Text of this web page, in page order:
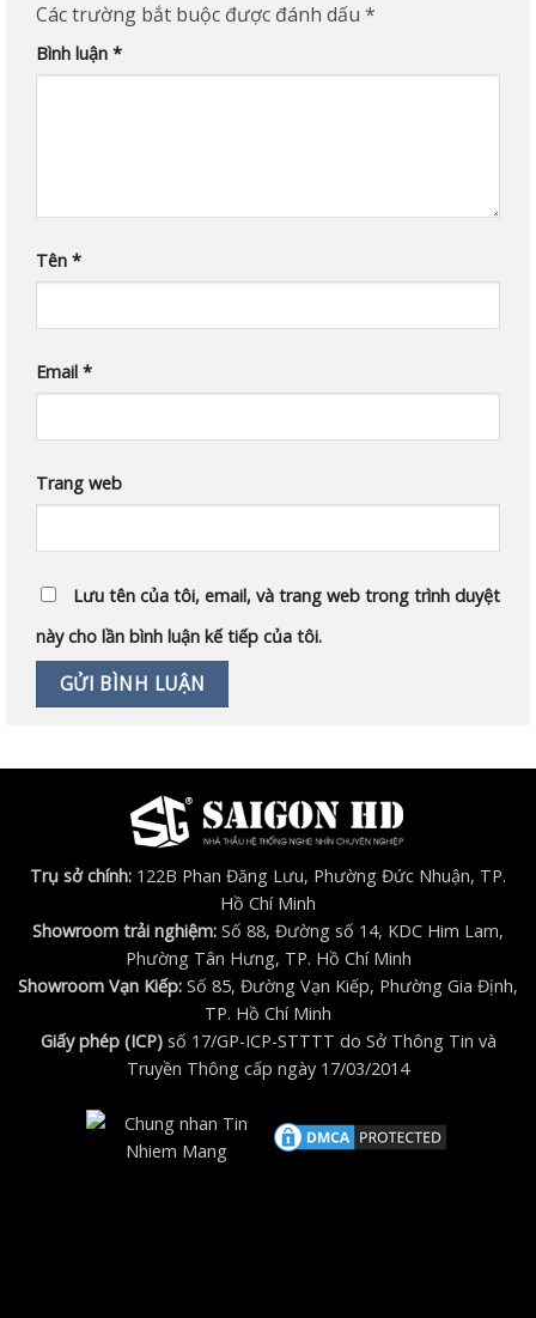
Các trường bắt buộc được đánh dấu *
Bình luận *
Tên *
Email *
Trang web
Lưu tên của tôi, email, và trang web trong trình duyệt
này cho lần bình luận kế tiếp của tôi.
Trụ sở chính: 122B Phan Đăng Lưu, Phường Đức Nhuận, TP.
Hồ Chí Minh
Showroom trải nghiệm: Số 88, Đường số 14, KDC Him Lam,
Phường Tân Hưng, TP. Hồ Chí Minh
Showroom Vạn Kiếp: Số 85, Đường Vạn Kiếp, Phường Gia Định,
TP. Hồ Chí Minh
Giấy phép (ICP)số 17/GP-ICP-STTTT do Sở Thông Tin và
Truyền Thông cấp ngày 17/03/2014